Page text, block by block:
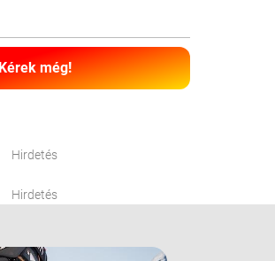
Kérek még!
Hirdetés
Hirdetés